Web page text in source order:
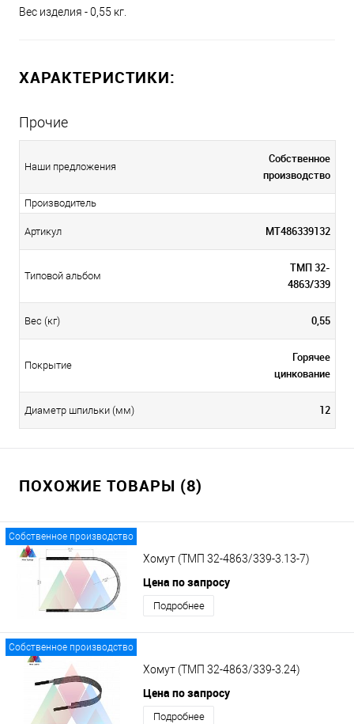
Вес изделия - 0,55 кг.
ХАРАКТЕРИСТИКИ:
Прочие
Наши предложения
Собственное
производство
Производитель
Артикул МТ486339132
Типовой альбом
ТМП 32-
4863/339
Вес (кг) 0,55
Покрытие
Горячее
цинкование
Диаметр шпильки (мм) 12
ПОХОЖИЕ ТОВАРЫ (8)
Собственное производство
Хомут (ТМП 32-4863/339-3.13-7)
Цена по запросу
Подробнее
Собственное производство
Хомут (ТМП 32-4863/339-3.24)
Цена по запросу
Подробнее